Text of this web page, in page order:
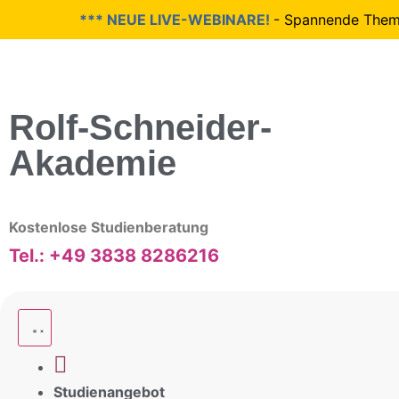
*** NEUE LIVE-WEBINARE!- Spannende
Rolf-Schneider-
Akademie
Kostenlose Studienberatung
Tel.: +49 3838 8286216
Studienangebot